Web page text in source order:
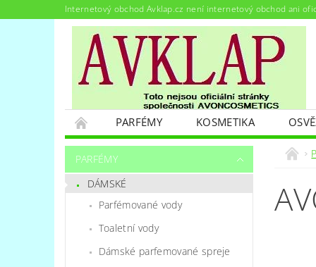
Internetový obchod Avklap.cz není internetový obchod ani
PARFÉMY KOSMETIKA
PODMÍNKY OCHRANY OSOBNÍCH ÚDAJŮ
PARFÉMY
DÁMSKÉ
Parfémované vody
Toaletní vody
Dámské parfemované spreje